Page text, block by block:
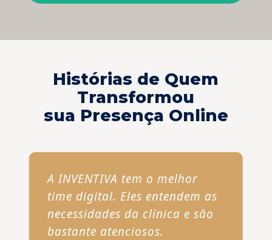
Histórias de Quem
Transformou
sua Presença Online
A INVENTIVA tem o melhor
time digital. Eles entendem as
necessidades da clínica e são
bastante atenciosos.